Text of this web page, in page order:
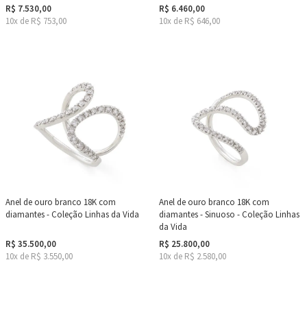
R$ 7.530,00
10x de R$ 753,00
R$ 6.460,00
10x de R$ 646,00
Anel de ouro branco 18K com
diamantes - Coleção Linhas da Vida
R$ 35.500,00
10x de R$ 3.550,00
Anel de ouro branco 18K com
diamantes - Sinuoso - Coleção Linhas
da Vida
R$ 25.800,00
10x de R$ 2.580,00